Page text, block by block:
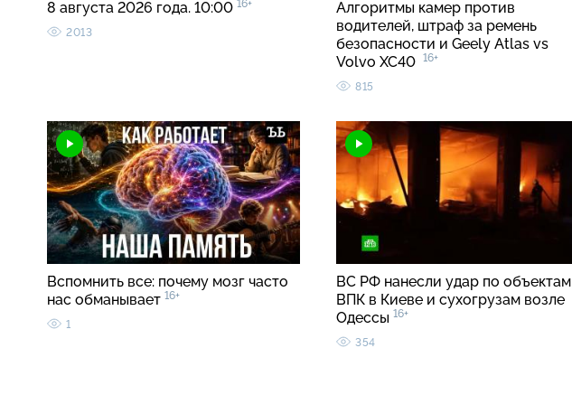
8 августа 2026 года. 10:00 16+
2013
Алгоритмы камер против
водителей, штраф за ремень
безопасности и Geely Atlas vs
Volvo XC40 16+
815
Вспомнить все: почему мозг часто
нас обманывает 16+
1
ВС РФ нанесли удар по объектам
ВПК в Киеве и сухогрузам возле
Одессы 16+
354